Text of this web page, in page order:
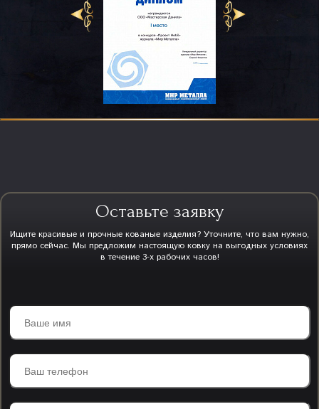
Оставьте заявку
Ищите красивые и прочные кованые изделия? Уточните, что вам нужно,
прямо сейчас. Мы предложим настоящую ковку на выгодных условиях
в течение 3-х рабочих часов!